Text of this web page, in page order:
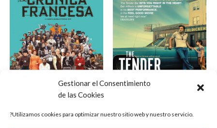
Gestionar el Consentimiento
de las Cookies
?Utilizamos cookies para optimizar nuestro sitio web y nuestro servicio.